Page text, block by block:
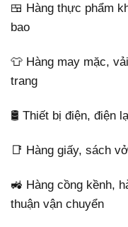
🍱 Hàng thực phẩm
bao
👕 Hàng may mặc,
trang
🛢️ Thiết bị điện, điện
📑 Hàng giấy, sách
🚜 Hàng cồng kềnh,
thuận vận chuyển